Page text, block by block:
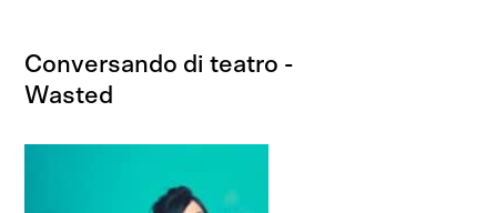
Conversando di teatro -
Wasted